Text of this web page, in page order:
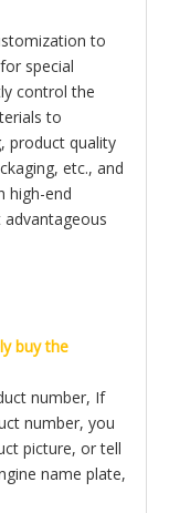
to
special
control the
to
product quality
etc., and
high-end
buy the
number, If
number, you
picture, or tell
name plate,